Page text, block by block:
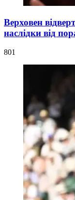
Верховен
наслідки від
801